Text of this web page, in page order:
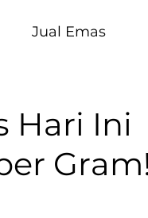
Jual Emas
Hari Ini